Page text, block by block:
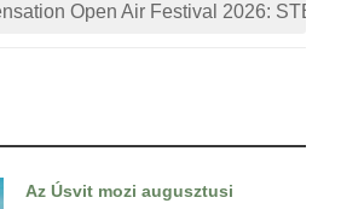
Open Air Festival 2026:
Az Úsvit mozi augusztusi